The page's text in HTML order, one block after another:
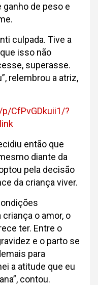
ganho de peso e
culpada. Tive a
isso não
superasse.
relembrou a atriz,
CfPvGDkuii1/?
então que
diante da
pela decisão
da criança viver.
o amor, o
ter. Entre o
e o parto se
para
a atitude que eu
contou.